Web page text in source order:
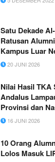
Satu Dekade
Ratusan
Kampus Luar
20 JUNI 2026
Nilai Hasil TKA
Andalus
Provinsi dan
16 JUNI 2026
10 Orang
Lolos Masuk